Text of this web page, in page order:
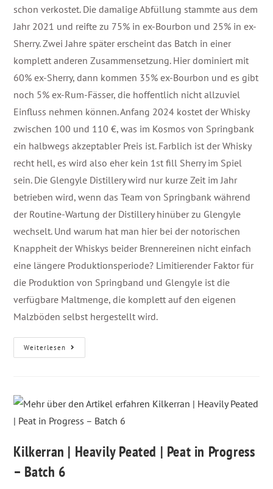
schon verkostet. Die damalige Abfüllung stammte aus dem
Jahr 2021 und reifte zu 75% in ex-Bourbon und 25% in ex-
Sherry. Zwei Jahre später erscheint das Batch in einer
komplett anderen Zusammensetzung. Hier dominiert mit
60% ex-Sherry, dann kommen 35% ex-Bourbon und es gibt
noch 5% ex-Rum-Fässer, die hoffentlich nicht allzuviel
Einfluss nehmen können. Anfang 2024 kostet der Whisky
zwischen 100 und 110 €, was im Kosmos von Springbank
ein halbwegs akzeptabler Preis ist. Farblich ist der Whisky
recht hell, es wird also eher kein 1st fill Sherry im Spiel
sein. Die Glengyle Distillery wird nur kurze Zeit im Jahr
betrieben wird, wenn das Team von Springbank während
der Routine-Wartung der Distillery hinüber zu Glengyle
wechselt. Und warum hat man hier bei der notorischen
Knappheit der Whiskys beider Brennereinen nicht einfach
eine längere Produktionsperiode? Limitierender Faktor für
die Produktion von Springband und Glengyle ist die
verfügbare Maltmenge, die komplett auf den eigenen
Malzböden selbst hergestellt wird.
Weiterlesen
Kilkerran | Heavily Peated | Peat in Progress
– Batch 6